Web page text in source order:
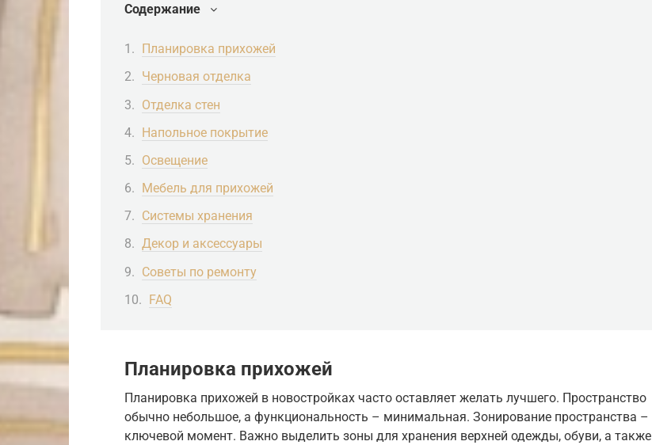
Содержание
Планировка прихожей
Черновая отделка
Отделка стен
Напольное покрытие
Освещение
Мебель для прихожей
Системы хранения
Декор и аксессуары
Советы по ремонту
FAQ
Планировка прихожей
Планировка прихожей в новостройках часто оставляет желать лучшего. Пространство
обычно небольшое, а функциональность – минимальная. Зонирование пространства –
ключевой момент. Важно выделить зоны для хранения верхней одежды, обуви, а также